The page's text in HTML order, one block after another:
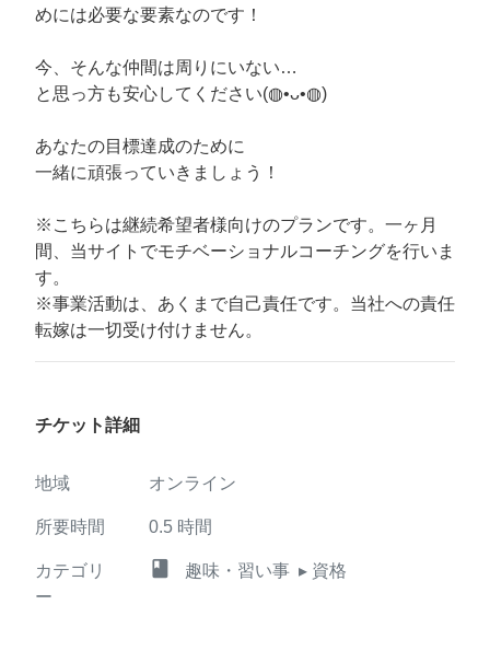
めには必要な要素なのです！
今、そんな仲間は周りにいない…
と思っ方も安心してください(◍•ᴗ•◍)
あなたの目標達成のために
一緒に頑張っていきましょう！
※こちらは継続希望者様向けのプランです。一ヶ月
間、当サイトでモチベーショナルコーチングを行いま
す。
※事業活動は、あくまで自己責任です。当社への責任
転嫁は一切受け付けません。
チケット詳細
地域 オンライン
所要時間 0.5 時間
カテゴリ
ー
class 趣味・習い事 ▸ 資格